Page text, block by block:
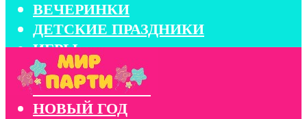
ВЕЧЕРИНКИ
ДЕТСКИЕ ПРАЗДНИКИ
ИГРЫ
КОНКУРСЫ
КОРПОРАТИВЫ
НОВЫЙ ГОД